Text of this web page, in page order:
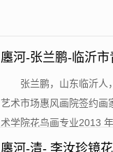
廛河-张兰鹏-临沂
张兰鹏，山东临沂人
艺术市场惠风画院签约画
术学院花鸟画专业2013
廛河-清- 李汝珍镜